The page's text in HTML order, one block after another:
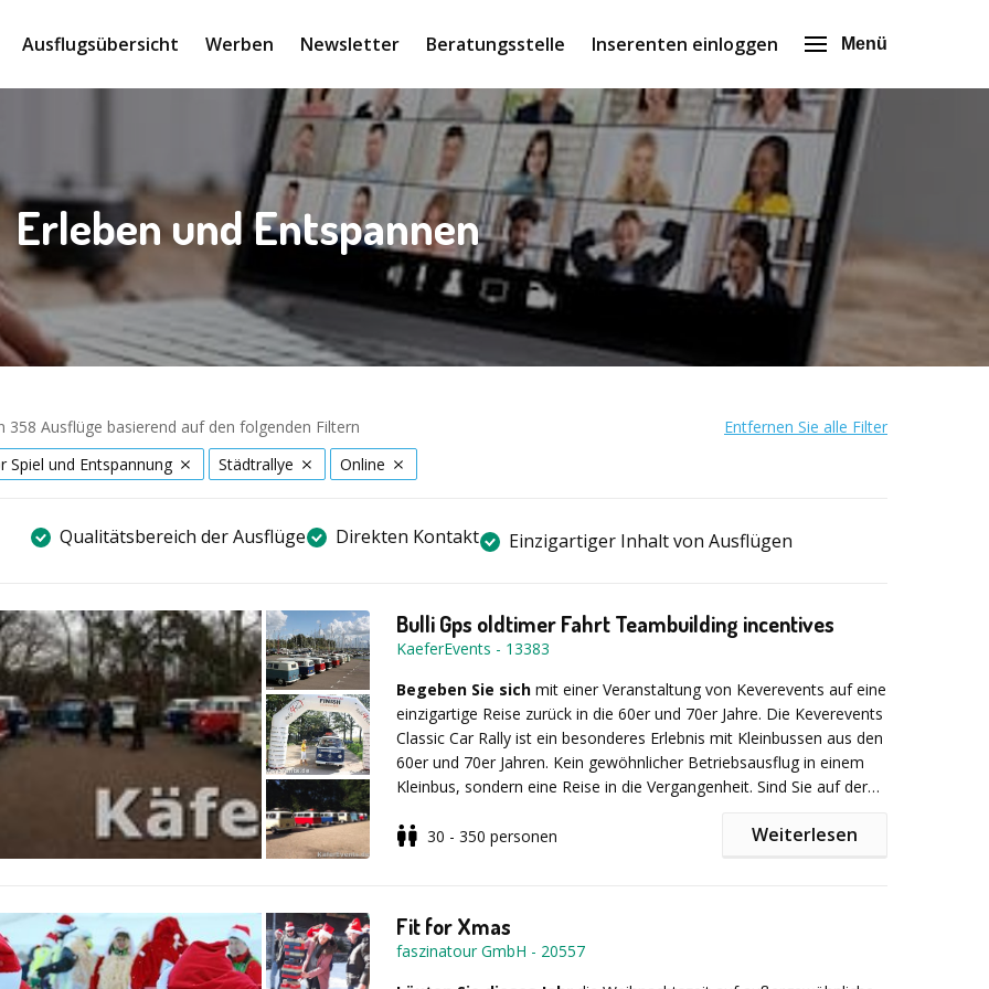
Ausflugsübersicht Werben Newsletter Beratungsstelle Inserenten einloggen Menü
Erleben und Entspannen
358 Ausflüge basierend auf den folgenden Filtern
Entfernen Sie alle Filter
Spiel und Entspannung
Städtrallye Online
Qualitätsbereich der Ausflüge Direkten Kontakt Einzigartiger Inhalt von Ausflügen
Bulli Gps oldtimer Fahrt Teambuilding incentives
KaeferEvents - 13383
Begeben Sie sich mit einer Veranstaltung von Keverevents auf eine
einzigartige Reise zurück in die 60er und 70er Jahre. Die Keverevents
Classic Car Rally ist ein besonderes Erlebnis mit Kleinbussen aus den
60er und 70er Jahren. Kein gewöhnlicher Betriebsausflug in einem
Kleinbus, sondern eine Reise in die Vergangenheit. Sind Sie auf der
Teambuilding-Event? Dann ist eine Oldtimer-Rallye von Beetle –
Roadbooks auf eine anspruchsvolle Reise in einem nostalgischen
Käfer-Cabriolet oder einem 6- bis 8-sitzigen VW Transporter T1.
Unsere Qualität liegt in der individuellen Planung Ihrer Veranstaltung.
30 - 350 personen Weiterlesen
Fit for Xmas
faszinatour GmbH - 20557